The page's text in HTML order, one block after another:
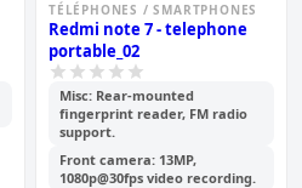
TÉLÉPHONES / SMARTPHONES
Redmi note 7 - telephone
portable_02
Misc: Rear-mounted
fingerprint reader, FM radio
support.
Front camera: 13MP,
1080p@30fps video recording.